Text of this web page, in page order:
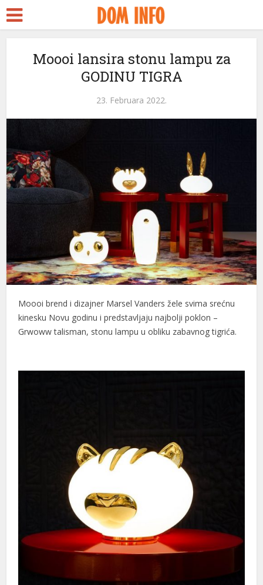
Moooi lansira stonu lampu za
GODINU TIGRA
23. Februara 2022.
Moooi brend i dizajner Marsel Vanders žele svima srećnu
kinesku Novu godinu i predstavljaju najbolji poklon –
Grwoww talisman, stonu lampu u obliku zabavnog tigrića.